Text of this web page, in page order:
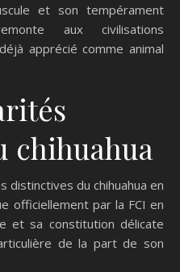
et son tempérament
aux civilisations
apprécié comme animal
chihuahua
distinctives du chihuahua en
officiellement par la FCI en
et sa constitution délicate
de la part de son